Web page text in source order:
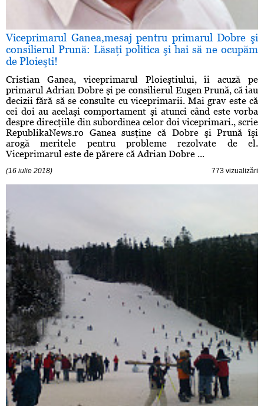
Viceprimarul Ganea,mesaj pentru primarul Dobre şi
consilierul Prună: Lăsaţi politica şi hai să ne ocupăm
de Ploieşti!
Cristian Ganea, viceprimarul Ploieştiului, îi acuză pe
primarul Adrian Dobre şi pe consilierul Eugen Prună, că iau
decizii fără să se consulte cu viceprimarii. Mai grav este că
cei doi au acelaşi comportament şi atunci când este vorba
despre direcţiile din subordinea celor doi viceprimari., scrie
RepublikaNews.ro Ganea susţine că Dobre şi Prună îşi
arogă meritele pentru probleme rezolvate de el.
Viceprimarul este de părere că Adrian Dobre ...
(16 iulie 2018) 773 vizualizări